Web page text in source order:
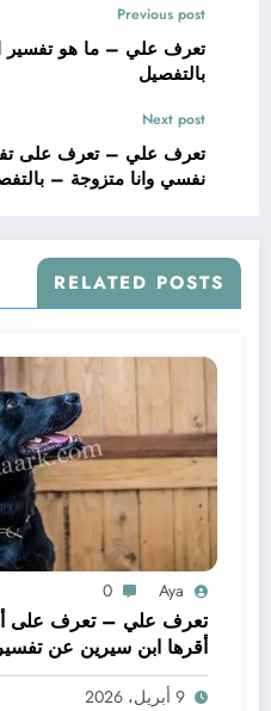
Previous post
تعرف علي – ما هو تفسير
بالتفصيل
Next post
تعرف علي – تعرف على
نفسي وانا متزوجة –
RELATED POSTS
Aya
0
تعرف علي – تعرف على
أقرها ابن سيرين عن
لحم – بالتفصيل
9 أبريل، 2026